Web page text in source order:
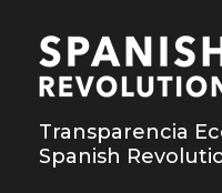
Transparencia
Spanish